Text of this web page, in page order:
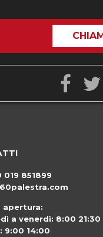
019 851899
apertura:
a venerdì: 8:00 21:30
9:00 14:00